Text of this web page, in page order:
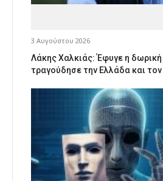
3 Αυγούστου 2026
Λάκης Χαλκιάς: Έφυγε η
τραγούδησε την Ελλάδα και